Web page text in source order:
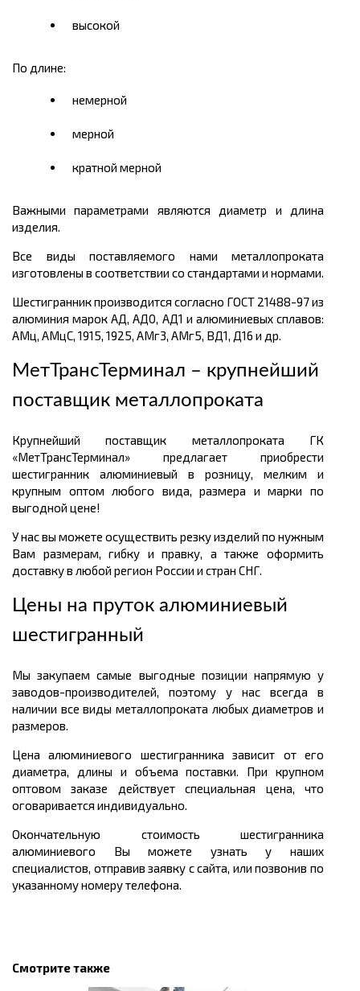
высокой
По длине:
немерной
мерной
кратной мерной
Важными параметрами являются диаметр и длина
изделия.
Все виды поставляемого нами металлопроката
изготовлены в соответствии со стандартами и нормами.
Шестигранник производится согласно ГОСТ 21488-97 из
алюминия марок АД, АД0, АД1 и алюминиевых сплавов:
АМц, АМцС, 1915, 1925, АМг3, АМг5, ВД1, Д16 и др.
МетТрансТерминал – крупнейший
поставщик металлопроката
Крупнейший поставщик металлопроката ГК
«МетТрансТерминал» предлагает приобрести
шестигранник алюминиевый в розницу, мелким и
крупным оптом любого вида, размера и марки по
выгодной цене!
У нас вы можете осуществить резку изделий по нужным
Вам размерам, гибку и правку, а также оформить
доставку в любой регион России и стран СНГ.
Цены на пруток алюминиевый
шестигранный
Мы закупаем самые выгодные позиции напрямую у
заводов-производителей, поэтому у нас всегда в
наличии все виды металлопроката любых диаметров и
размеров.
Цена алюминиевого шестигранника зависит от его
диаметра, длины и объема поставки. При крупном
оптовом заказе действует специальная цена, что
оговаривается индивидуально.
Окончательную стоимость шестигранника
алюминиевого Вы можете узнать у наших
специалистов, отправив заявку с сайта, или позвонив по
указанному номеру телефона.
Смотрите также